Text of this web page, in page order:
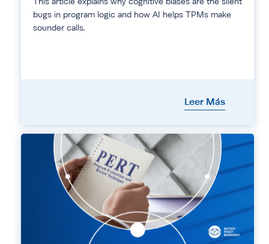
bugs in program logic and how AI helps TPMs make
sounder calls.
Leer Más